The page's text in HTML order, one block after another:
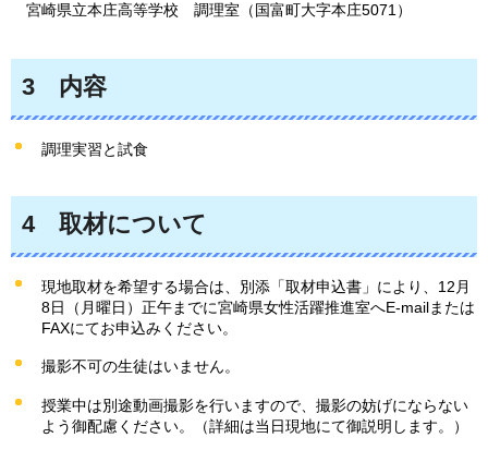
宮崎県立本庄高等学校 調理室 （国富町大字本庄5071）
3 内容
調理実習と試食
4 取材について
現地取材を希望する場合は、別添「取材申込書」により、12月
8日（月曜日）正午までに宮崎県女性活躍推進室へE-mailまたは
FAXにてお申込みください。
撮影不可の生徒はいません。
授業中は別途動画撮影を行いますので、撮影の妨げにならない
よう御配慮ください。（詳細は当日現地にて御説明します。）